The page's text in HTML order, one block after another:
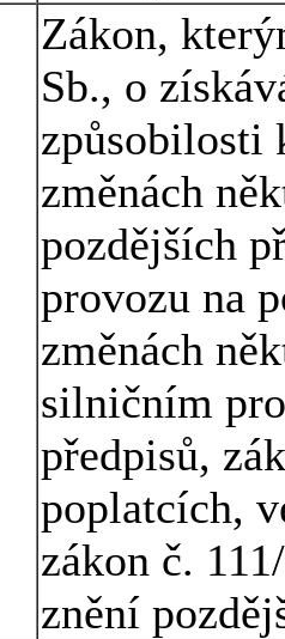
Zákon,
Sb., o
způsobilosti
změnách
pozdějších
provozu na
změnách
silničním
předpisů,
poplatcích,
zákon č.
znění